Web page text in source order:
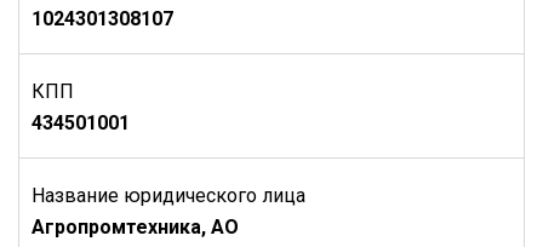
1024301308107
КПП
434501001
Название юридического лица
Агропромтехника, АО